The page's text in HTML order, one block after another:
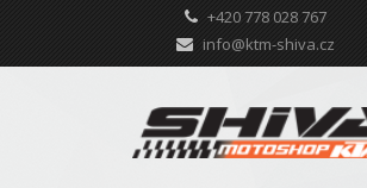
+420 778 028 767
info@ktm-shiva.cz